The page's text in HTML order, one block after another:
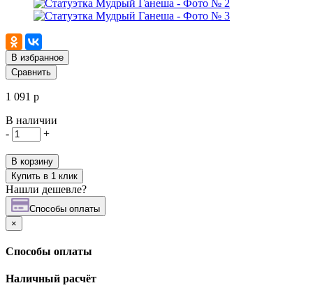
В избранное
Сравнить
1 091 р
В наличии
-
+
В корзину
Купить в 1 клик
Нашли дешевле?
Cпособы оплаты
×
Cпособы оплаты
Наличный расчёт